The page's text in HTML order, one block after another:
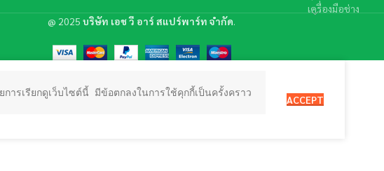
เครื่องมือช่าง
@ 2025 บริษัท เอช วี อาร์ สแปร์พาร์ท จำกัด.
ารเรียกดูเว็บไซต์นี้ มีข้อตกลงในการใช้คุกกี้เป็นครั้งคราว
ACCEPT